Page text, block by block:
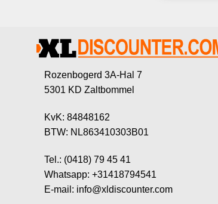
Rozenbogerd 3A-Hal 7
5301 KD Zaltbommel
KvK: 84848162
BTW: NL863410303B01
Tel.: (0418) 79 45 41
Whatsapp: +31418794541
E-mail: info@xldiscounter.com